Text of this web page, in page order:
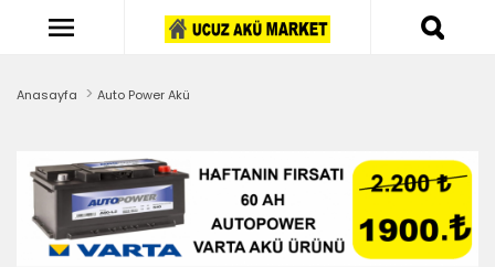
Anasayfa Auto Power Akü